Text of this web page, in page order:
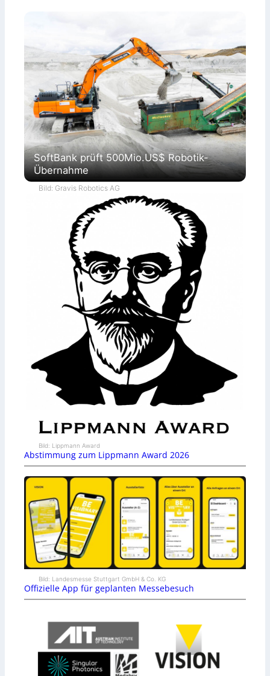
SoftBank prüft 500Mio.US$ Robotik-
Übernahme
Bild: Gravis Robotics AG
Bild: Lippmann Award
Abstimmung zum Lippmann Award 2026
Bild: Landesmesse Stuttgart GmbH & Co. KG
Offizielle App für geplanten Messebesuch